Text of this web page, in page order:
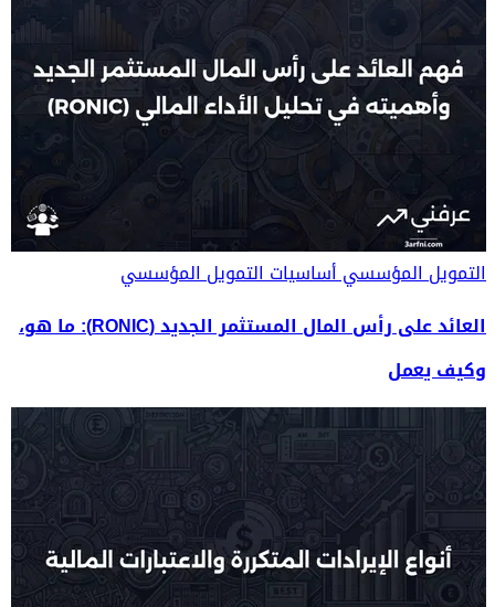
التمويل المؤسسيأساسيات التمويل المؤسسي
العائد على رأس المال المستثمر الجديد (RONIC): ما هو،
وكيف يعمل